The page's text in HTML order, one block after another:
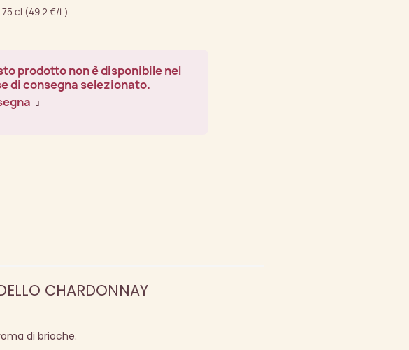
cl (49.2 €/L)
prodotto non è disponibile nel
di consegna selezionato.
CHARDONNAY
di brioche.